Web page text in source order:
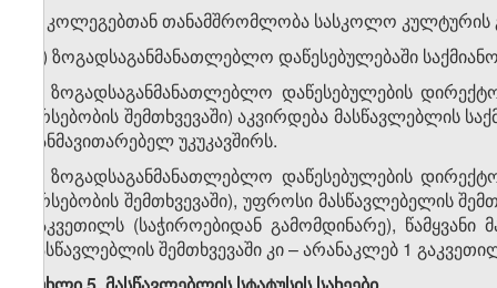
ზ) კოლეგებთან თანამშრომლობა სასკოლო კულტურის
თ) ზოგადსაგანმანათლებლო დაწესებულებაში
2. ზოგადსაგანმანათლებლო დაწესებულების
არსებობის შემთხვევაში) აკვირდება მასწავლებლის
განმავითარებელ უკუკავშირს.
3. ზოგადსაგანმანათლებლო დაწესებულების
არსებობის შემთხვევაში), უფროსი მასწავლებელის
გაკვეთილს (საჭიროებიდან გამომდინარე),
მასწავლებლის შემთხვევაში კი – არანაკლებ 1